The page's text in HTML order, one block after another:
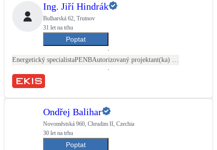
Ing. Jiří Hindrák
Bulharská 62, Trutnov
31 let na trhu
Poptat
Energetický specialistaPENB
Ondřej Balihar
Novoměstská 960, Chrudim II, Czechia
30 let na trhu
Poptat